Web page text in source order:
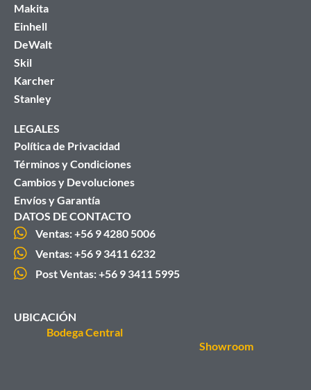
Makita
Einhell
DeWalt
Skil
Karcher
Stanley
LEGALES
Política de Privacidad
Términos y Condiciones
Cambios y Devoluciones
Envíos y Garantía
DATOS DE CONTACTO
Ventas: +56 9 4280 5006
Ventas: +56 9 3411 6232
Post Ventas: +56 9 3411 5995
UBICACIÓN
Bodega Central
Showroom